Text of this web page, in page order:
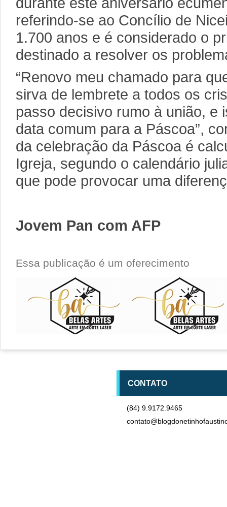
referindo-se ao Concílio de
1.700 anos e é considerado o
destinado a resolver os
“Renovo meu chamado para
sirva de lembrete a todos os
passo decisivo rumo à união, e
data comum para a Páscoa”,
da celebração da Páscoa é
Igreja, segundo o calendário
que pode provocar uma
Jovem Pan com AFP
Essa publicação é um oferecimento
CONTATO
(84) 9.9172.9465